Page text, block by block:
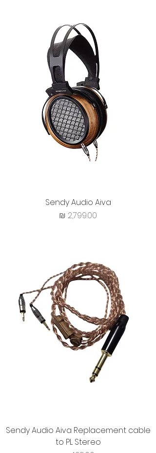
Sendy Audio Aiva
מחיר
Sendy Audio Aiva Replacement cable
to PL Stereo